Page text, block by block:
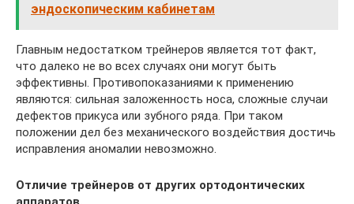
эндоскопическим кабинетам
Главным недостатком трейнеров является тот факт,
что далеко не во всех случаях они могут быть
эффективны. Противопоказаниями к применению
являются: сильная заложенность носа, сложные случаи
дефектов прикуса или зубного ряда. При таком
положении дел без механического воздействия достичь
исправления аномалии невозможно.
Отличие трейнеров от других ортодонтических